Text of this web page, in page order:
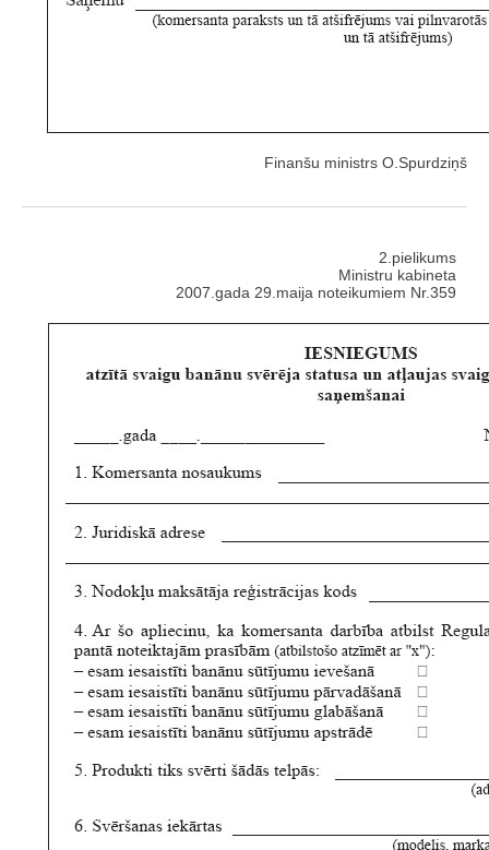
Finanšu ministrs O.Spurdziņš
2.pielikums
Ministru kabineta
2007.gada 29.maija noteikumiem Nr.359